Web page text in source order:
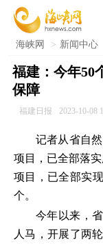
海峡网 > 新闻中心
福建：今年50
保障
福建日报 2023-10-08
记者从省自
项目，已全部落
项目，已全部实
个。
今年以来，
人马，开展了两